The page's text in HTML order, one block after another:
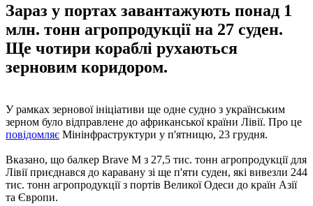
Зараз у портах завантажують понад 1
млн. тонн агропродукції на 27 суден.
Ще чотири кораблі рухаються
зерновим коридором.
У рамках зернової ініціативи ще одне судно з українським
зерном було відправлене до африканської країни Лівії. Про це
повідомляє Мінінфраструктури у п'ятницю, 23 грудня.
Вказано, що балкер Brave M з 27,5 тис. тонн агропродукції для
Лівії приєднався до каравану зі ще п'яти суден, які вивезли 244
тис. тонн агропродукції з портів Великої Одеси до країн Азії
та Європи.